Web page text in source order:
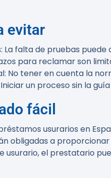
evitar
: La falta de pruebas
para reclamar son
: No tener en cuenta la
un proceso sin la
fácil
usurarios en
obligadas a
usurario, el prestatario